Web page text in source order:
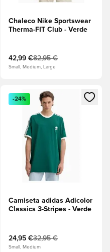
Chaleco Nike Sportswear
Therma-FIT Club - Verde
42,99 €82,95 €
Small, Medium, Large
o registrarse como
Abre un modal para iniciar
-24%
Camiseta adidas Adicolor
Classics 3-Stripes - Verde
24,95 €32,95 €
Small, Medium